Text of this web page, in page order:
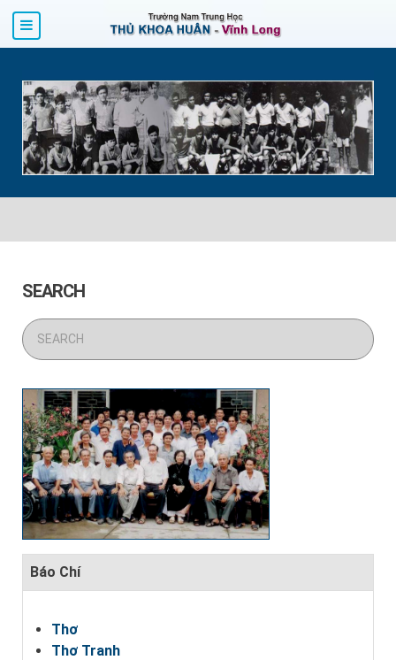
SEARCH
Báo Chí
Thơ
Thơ Tranh